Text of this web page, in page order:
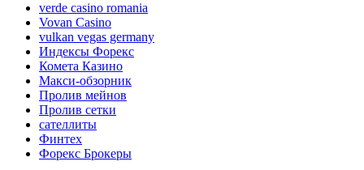
verde casino romania
Vovan Casino
vulkan vegas germany
Индексы Форекс
Комета Казино
Макси-обзорник
Пролив мейнов
Пролив сетки
сателлиты
Финтех
Форекс Брокеры